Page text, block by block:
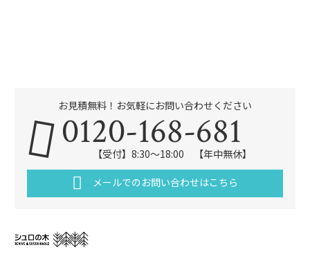
お見積無料！お気軽にお問い合わせください
0120-168-681
【受付】8:30～18:00 【年中無休】
メールでのお問い合わせはこちら